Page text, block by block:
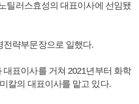
틸러스효성의 대표이사에 선임됐
전략부문장으로 일했다.
대표이사를 거쳐 2021년부터 화학
칼의 대표이사를 맡고 있다.